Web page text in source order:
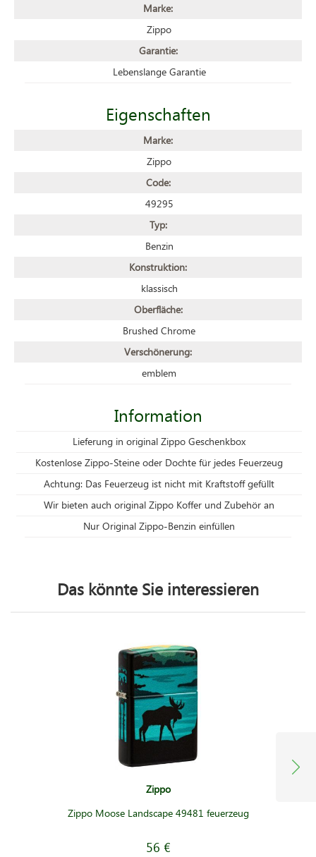
Marke:
Zippo
Garantie:
Lebenslange Garantie
Eigenschaften
Marke:
Zippo
Code:
49295
Typ:
Benzin
Konstruktion:
klassisch
Oberfläche:
Brushed Chrome
Verschönerung:
emblem
Information
Lieferung in original Zippo Geschenkbox
Kostenlose Zippo-Steine oder Dochte für jedes Feuerzeug
Achtung: Das Feuerzeug ist nicht mit Kraftstoff gefüllt
Wir bieten auch original Zippo Koffer und Zubehör an
Nur Original Zippo-Benzin einfüllen
Das könnte Sie interessieren
Zippo
Zippo Moose Landscape 49481 feuerzeug
56 €